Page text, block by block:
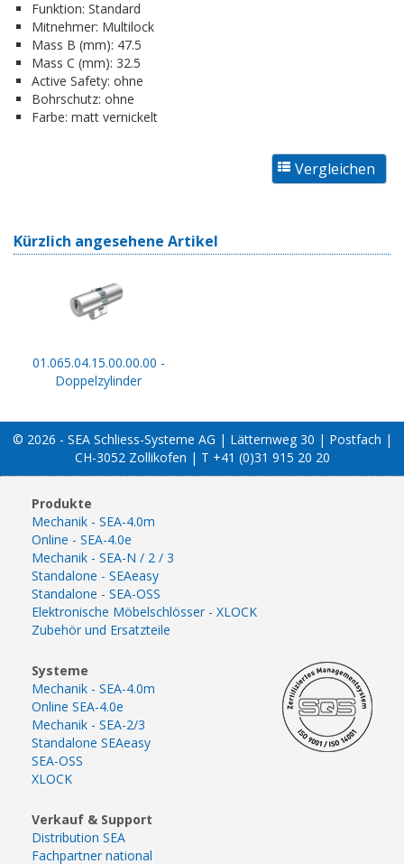
Funktion: Standard
Mitnehmer: Multilock
Mass B (mm): 47.5
Mass C (mm): 32.5
Active Safety: ohne
Bohrschutz: ohne
Farbe: matt vernickelt
Kürzlich angesehene Artikel
01.065.04.15.00.00.00 -
Doppelzylinder
© 2026 - SEA Schliess-Systeme AG | Lätternweg 30 | Postfach |
CH-3052 Zollikofen | T +41 (0)31 915 20 20
Produkte
Mechanik - SEA-4.0m
Online - SEA-4.0e
Mechanik - SEA-N / 2 / 3
Standalone - SEAeasy
Standalone - SEA-OSS
Elektronische Möbelschlösser - XLOCK
Zubehör und Ersatzteile
Systeme
Mechanik - SEA-4.0m
Online SEA-4.0e
Mechanik - SEA-2/3
Standalone SEAeasy
SEA-OSS
XLOCK
Verkauf & Support
Distribution SEA
Fachpartner national